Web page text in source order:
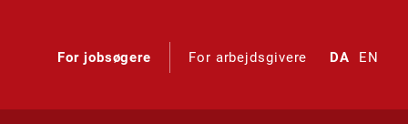
For jobsøgere For arbejdsgivere DA EN